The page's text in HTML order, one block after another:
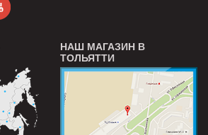
НАШ МАГАЗИН В
ТОЛЬЯТТИ